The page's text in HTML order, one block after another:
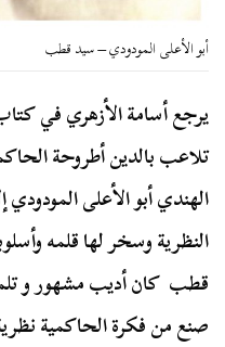
أبو الأعلى المودودي – سيد قطب
يرجع أسامة الأزهري في
تلاعب بالدين أطروحة
الهندي أبو الأعلى
النظرية وسخر لها قلمه
قطب كان أديب مشهور و
صنع من فكرة الحاكمية